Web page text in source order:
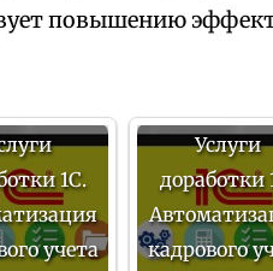
повышению
1С.
учета
Услуги
доработки
кадрового